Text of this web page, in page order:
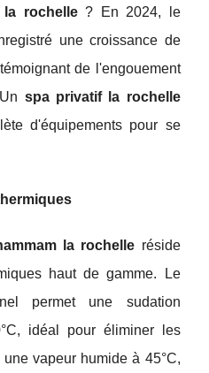
la rochelle? En 2024, le
une croissance de
de l'engouement
spa privatif la rochelle
d'équipements pour se
la rochelle réside
haut de gamme. Le
permet une sudation
idéal pour éliminer les
vapeur humide à 45°C,